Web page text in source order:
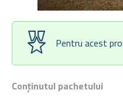
Conținutul pachetului
Pentru acest